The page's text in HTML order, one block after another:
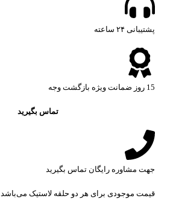
پشتیبانی ۲۴ ساعته​
15 روز ضمانت ویژه بازگشت وجه
تماس بگیرید
جهت مشاوره رایگان تماس بگیرید
قیمت موجودی برای هر دو حلقه لاستیک می‌باشد